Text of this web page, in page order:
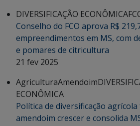
DIVERSIFICAÇÃO ECONÔMICA
Conselho do FCO aprova R$
empreendimentos em MS, com
e pomares de citricultura
21 fev 2025
AgriculturaAmendoim
ECONÔMICA
Política de diversificação
amendoim crescer e consolida